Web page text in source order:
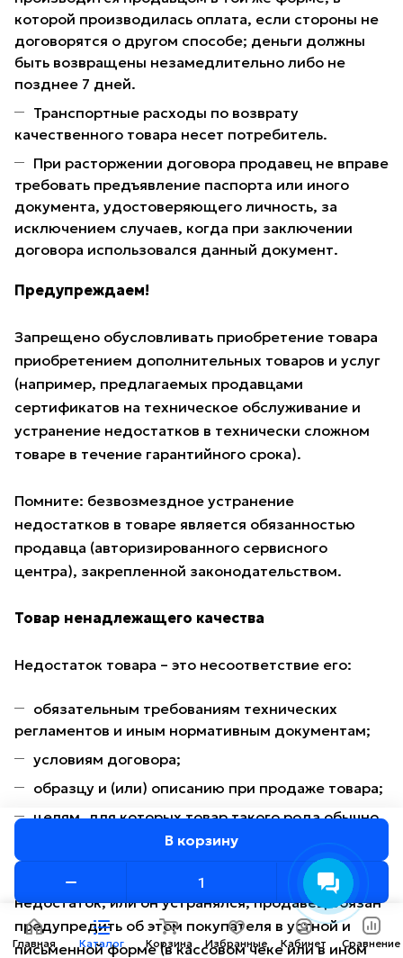
В корзину
которой производилась оплата, если стороны не
договорятся о другом способе; деньги должны
быть возвращены незамедлительно либо не
позднее 7 дней.
Транспортные расходы по возврату
качественного товара несет потребитель.
При расторжении договора продавец не вправе
требовать предъявление паспорта или иного
документа, удостоверяющего личность, за
исключением случаев, когда при заключении
договора использовался данный документ.
Предупреждаем!
Запрещено обусловливать приобретение товара
приобретением дополнительных товаров и услуг
(например, предлагаемых продавцами
сертификатов на техническое обслуживание и
устранение недостатков в технически сложном
товаре в течение гарантийного срока).
Помните: безвозмездное устранение
недостатков в товаре является обязанностью
продавца (авторизированного сервисного
центра), закрепленной законодательством.
Товар ненадлежащего качества
Недостаток товара – это несоответствие его:
обязательным требованиям технических
регламентов и иным нормативным документам;
условиям договора;
образцу и (или) описанию при продаже товара;
целям, для которых товар такого рода обычно
Если в приобретаемом товаре имеется
недостаток, или он устранялся, продавец обязан
предупредить об этом покупателя в устной и
письменной форме (в кассовом чеке или в ином
Главная Каталог Корзина Избранные Кабинет Сравнение